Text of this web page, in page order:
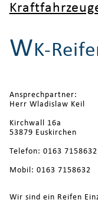
WK-
Ansprechpartner:
Herr Wladislaw Keil
Kirchwall 16a
53879 Euskirchen
Telefon: 0163 7158632
Mobil: 0163 7158632
Wir sind ein Reifen